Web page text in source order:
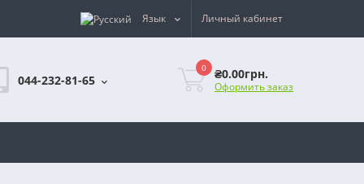
Язык Личный кабинет
044-232-81-65
0 ₴0.00грн.
Оформить заказ